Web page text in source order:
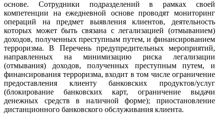
основе. Сотрудники подразделений в рамках своей
компетенции на ежедневной основе проводят мониторинг
операций на предмет выявления клиентов, деятельность
которых может быть связана с легализацией (отмыванием)
доходов, полученных преступным путем, и финансированием
терроризма. В Перечень предупредительных мероприятий,
направленных на минимизацию риска легализации
(отмывания) доходов, полученных преступным путем, и
финансирования терроризма, входит в том числе ограничение
предоставления клиенту банковских продуктов/услуг
(блокирование банковских карт, ограничение выдачи
денежных средств в наличной форме); приостановление
дистанционного банковского обслуживания клиента.